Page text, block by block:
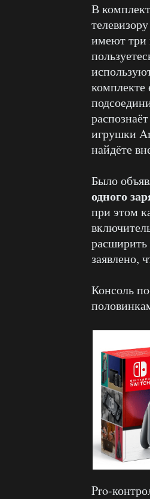
В
имеют три
игрушки
найдёте
Было
одного
при этом
заявлено,
Консоль
Pro-